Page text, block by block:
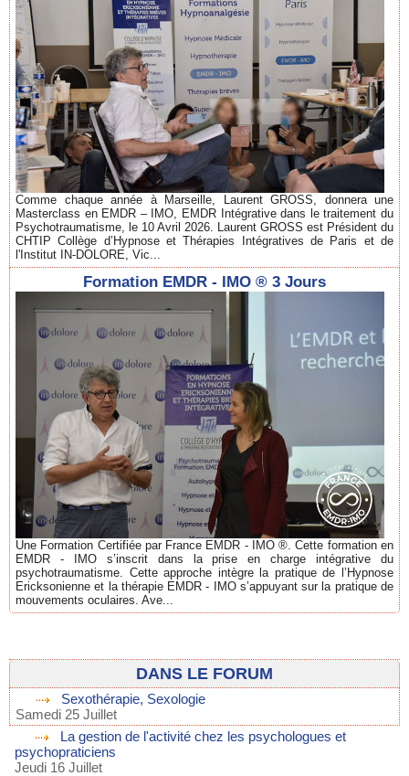
Comme chaque année à Marseille, Laurent GROSS, donnera une
Masterclass en EMDR – IMO, EMDR Intégrative dans le traitement du
Psychotraumatisme, le 10 Avril 2026. Laurent GROSS est Président du
CHTIP Collège d’Hypnose et Thérapies Intégratives de Paris et de
l'Institut IN-DOLORE, Vic...
Formation EMDR - IMO ® 3 Jours
Une Formation Certifiée par France EMDR - IMO ®. Cette formation en
EMDR - IMO s’inscrit dans la prise en charge intégrative du
psychotraumatisme. Cette approche intègre la pratique de l’Hypnose
Ericksonienne et la thérapie EMDR - IMO s’appuyant sur la pratique de
mouvements oculaires. Ave...
DANS LE FORUM
Sexothérapie, Sexologie
Samedi 25 Juillet
La gestion de l'activité chez les psychologues et
psychopraticiens
Jeudi 16 Juillet